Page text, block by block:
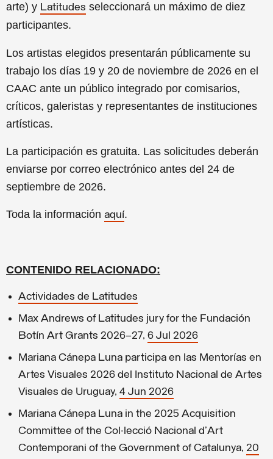
arte) y Latitudes seleccionará un máximo de diez
participantes.
Los artistas elegidos presentarán públicamente su
trabajo los días 19 y 20 de noviembre de 2026 en el
CAAC ante un público integrado por comisarios,
críticos, galeristas y representantes de instituciones
artísticas.
La participación es gratuita. Las solicitudes deberán
enviarse por correo electrónico antes del 24 de
septiembre de 2026.
Toda la información aquí.
CONTENIDO RELACIONADO:
Actividades de Latitudes
Max Andrews of Latitudes jury for the Fundación
Botín Art Grants 2026–27, 6 Jul 2026
Mariana Cánepa Luna participa en las Mentorías en
Artes Visuales 2026 del Instituto Nacional de Artes
Visuales de Uruguay, 4 Jun 2026
Mariana Cánepa Luna in the 2025 Acquisition
Committee of the Col·lecció Nacional d'Art
Contemporani of the Government of Catalunya, 20